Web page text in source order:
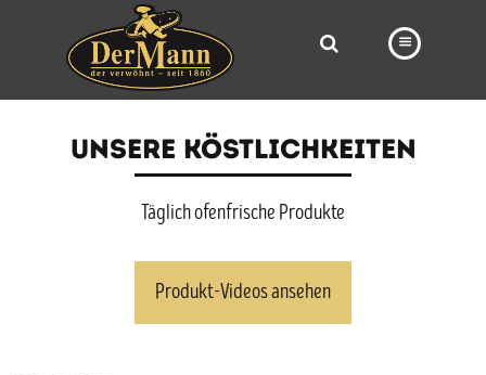
FILIALEN
BÄCKEREI
VORBESTELLUNG
UNSERE KÖSTLICHKEITEN
Täglich ofenfrische Produkte
Produkt-Videos ansehen